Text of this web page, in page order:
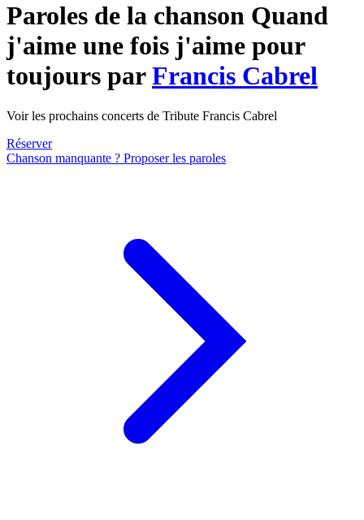
Paroles de la chanson Quand
j'aime une fois j'aime pour
toujours parFrancis Cabrel
Voir les prochains concerts de Tribute Francis Cabrel
Réserver
Chanson manquante ? Proposer les paroles